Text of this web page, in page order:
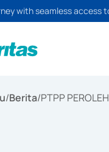
with seamless access
/Berita/PTPP